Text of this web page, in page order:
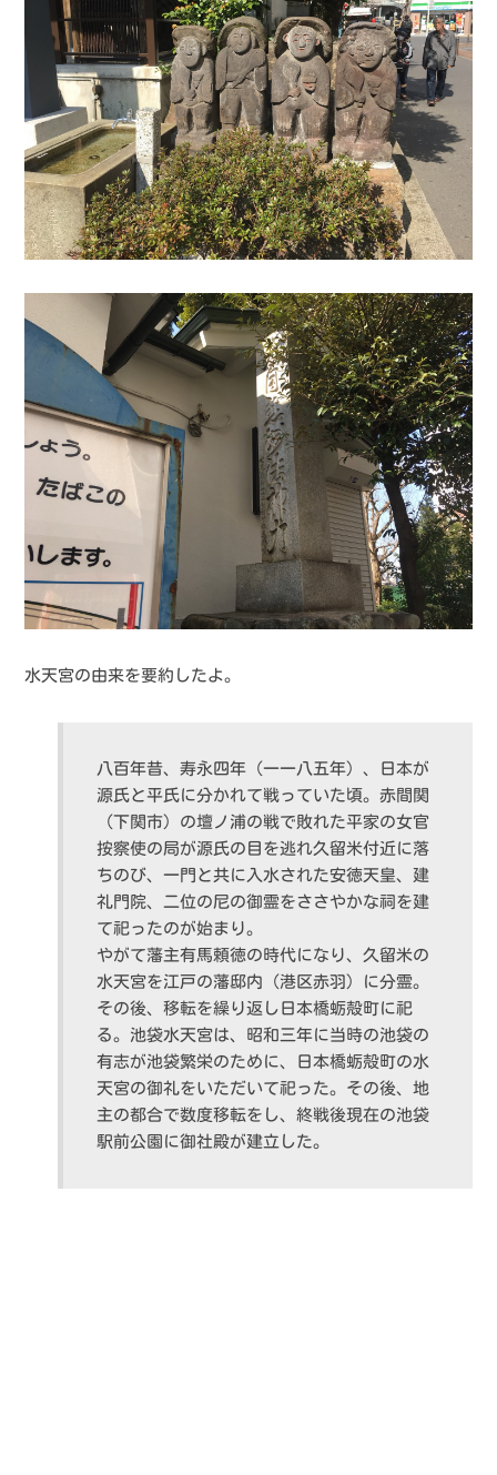
水天宮の由来を要約したよ。
八百年昔、寿永四年（一一八五年）、日本が
源氏と平氏に分かれて戦っていた頃。赤間関
（下関市）の壇ノ浦の戦で敗れた平家の女官
按察使の局が源氏の目を逃れ久留米付近に落
ちのび、一門と共に入水された安徳天皇、建
礼門院、二位の尼の御霊をささやかな祠を建
て祀ったのが始まり。
やがて藩主有馬頼徳の時代になり、久留米の
水天宮を江戸の藩邸内（港区赤羽）に分霊。
その後、移転を繰り返し日本橋蛎殻町に祀
る。池袋水天宮は、昭和三年に当時の池袋の
有志が池袋繁栄のために、日本橋蛎殻町の水
天宮の御礼をいただいて祀った。その後、地
主の都合で数度移転をし、終戦後現在の池袋
駅前公園に御社殿が建立した。